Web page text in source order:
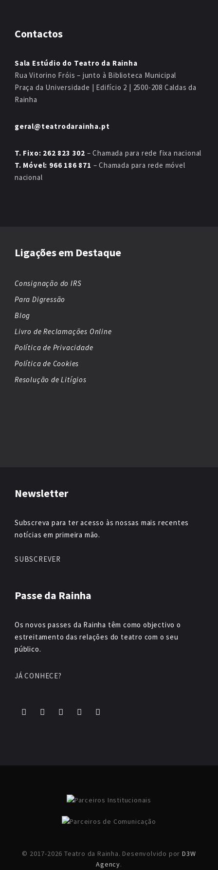
Contactos
Sala Estúdio do Teatro da Rainha
Rua Vitorino Fróis – junto à Biblioteca Municipal
Praça da Universidade | Edifício 2 | 2500-208 Caldas da
Rainha
geral@teatrodarainha.pt
T. Fixo: 262 823 302 – Chamada para rede fixa nacional
T. Móvel: 966 186 871 – Chamada para rede móvel
nacional
Ligações em Destaque
Consignação do IRS
Para Digressão
Blog
Livro de Reclamações Online
Política de Privacidade
Política de Cookies
Resolução de Litígios
Newsletter
Subscreva para ter acesso às nossas mais recentes
notícias em primeira mão.
SUBSCREVER
Passe da Rainha
Os novos passes da Rainha têm como objectivo o
estreitamento das relações do teatro com o seu
público.
JÁ CONHECE?
© 2017-2026 Teatro da Rainha. Desenvolvido porD3W
Agency.